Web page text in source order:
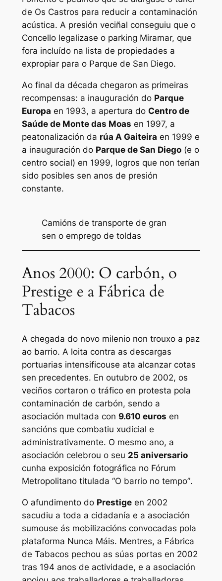
de Os Castros para reducir a contaminación
acústica. A presión veciñal conseguiu que o
Concello legalizase o parking Miramar, que
fora incluído na lista de propiedades a
expropiar para o Parque de San Diego.
Ao final da década chegaron as primeiras
recompensas: a inauguración do Parque
Europa en 1993, a apertura do Centro de
Saúde de Monte das Moas en 1997, a
peatonalización da rúa A Gaiteira en 1999 e
a inauguración do Parque de San Diego(e o
centro social) en 1999, logros que non terían
sido posibles sen anos de presión
constante.
Camións de transporte de gran
sen o emprego de toldas
Anos 2000: O carbón, o
Prestige e a Fábrica de
Tabacos
A chegada do novo milenio non trouxo a paz
ao barrio. A loita contra as descargas
portuarias intensificouse ata alcanzar cotas
sen precedentes. En outubro de 2002, os
veciños cortaron o tráfico en protesta pola
contaminación de carbón, sendo a
asociación multada con 9.610 euros en
sancións que combatiu xudicial e
administrativamente. O mesmo ano, a
asociación celebrou o seu 25 aniversario
cunha exposición fotográfica no Fórum
Metropolitano titulada “O barrio no tempo”.
O afundimento do Prestigeen 2002
sacudiu a toda a cidadanía e a asociación
sumouse ás mobilizacións convocadas pola
plataforma Nunca Máis. Mentres, a Fábrica
de Tabacos pechou as súas portas en 2002
tras 194 anos de actividade, e a asociación